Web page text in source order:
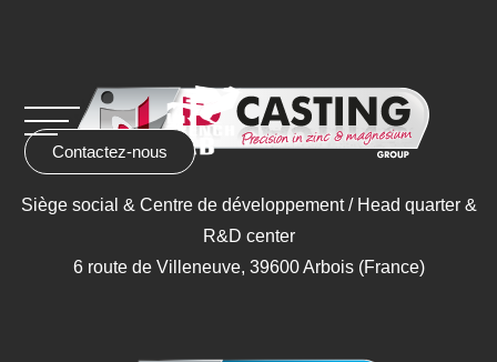
Contactez-nous
Siège social & Centre de développement / Head quarter &
R&D center
6 route de Villeneuve, 39600 Arbois (France)